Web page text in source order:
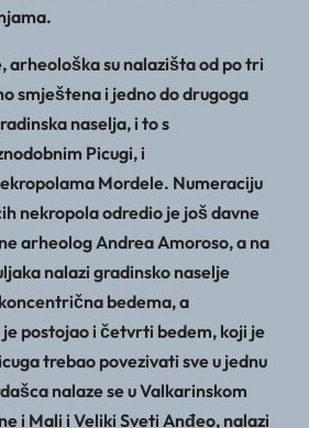
arheološka su nalazišta od po tri
smještena i jedno do drugoga
naselja, i to s
Picugi, i
Mordele. Numeraciju
nekropola odredio je još davne
arheolog Andrea Amoroso, a na
nalazi gradinsko naselje
bedema, a
postojao i četvrti bedem, koji je
trebao povezivati sve u jednu
nalaze se u Valkarinskom
i Mali i Veliki Sveti Anđeo, nalazi